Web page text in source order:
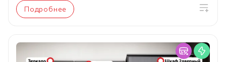
Подробнее